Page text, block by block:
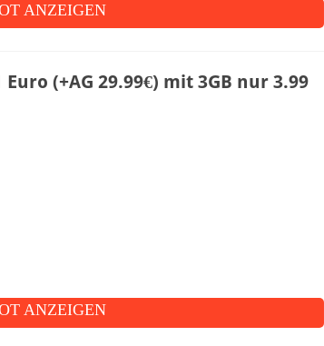
ANZEIGEN
(+AG 29.99€) mit 3GB nur 3.99
ANZEIGEN